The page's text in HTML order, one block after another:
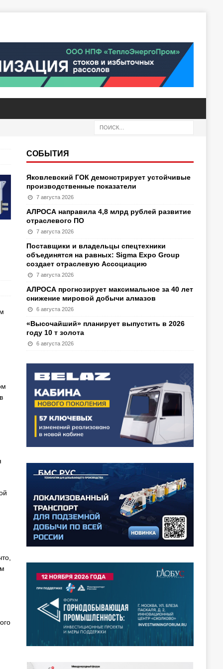
СОБЫТИЯ
Яковлевский ГОК демонстрирует устойчивые
производственные показатели
7 августа 2026
АЛРОСА направила 4,8 млрд рублей развитие
отраслевого ПО
7 августа 2026
Поставщики и владельцы спецтехники
объединятся на равных: Sigma Expo Group
создает отраслевую Ассоциацию
7 августа 2026
АЛРОСА прогнозирует максимальное за 40 лет
снижение мировой добычи алмазов
6 августа 2026
«Высочайший» планирует выпустить в 2026
году 10 т золота
6 августа 2026